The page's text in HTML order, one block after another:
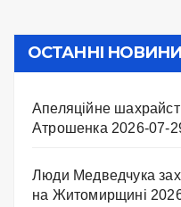
ОСТАННІ НОВИНИ
Апеляційне
Атрошенка 2026-07-
Люди Медведчука
на Житомирщині